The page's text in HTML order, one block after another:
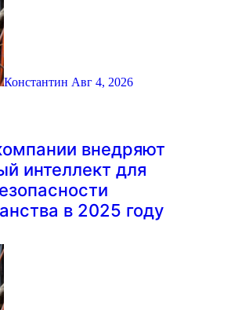
Константин Авг 4, 2026
внедряют
интеллект для
в 2025 году